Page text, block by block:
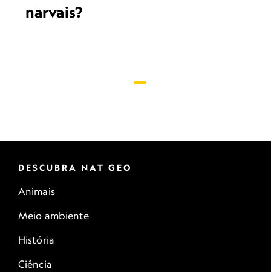
narvais?
DESCUBRA NAT GEO
Animais
Meio ambiente
História
Ciência